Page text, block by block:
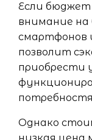
Если бюджет
внимание на
смартфонов
позволит
приобрести
Однако